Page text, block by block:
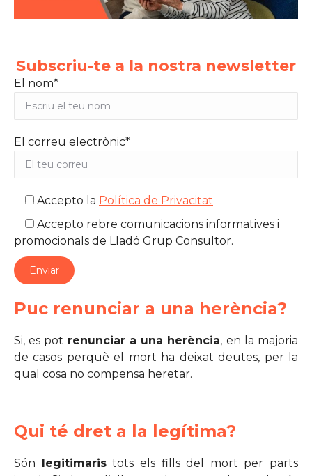
Subscriu-te a la nostra newsletter
El nom*
El correu electrònic*
Accepto la Política de Privacitat
Accepto rebre comunicacions informatives i
promocionals de Lladó Grup Consultor.
Puc renunciar a una herència?
Si, es pot renunciar a una herència, en la majoria
de casos perquè el mort ha deixat deutes, per la
qual cosa no compensa heretar.
Qui té dret a la legítima?
Són legitimaristots els fills del mort per parts